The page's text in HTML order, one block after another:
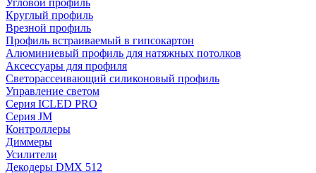
Угловой профиль
Круглый профиль
Врезной профиль
Профиль встраиваемый в гипсокартон
Алюминиевый профиль для натяжных потолков
Аксессуары для профиля
Светорассеивающий силиконовый профиль
Управление светом
Серия ICLED PRO
Серия JM
Контроллеры
Диммеры
Усилители
Декодеры DMX 512